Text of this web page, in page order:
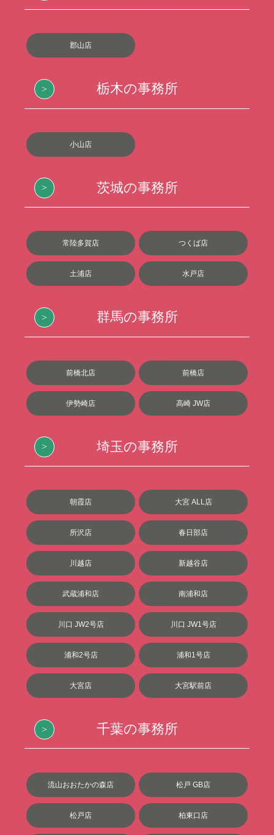
郡山店
栃木の事務所
小山店
茨城の事務所
常陸多賀店 つくば店
土浦店 水戸店
群馬の事務所
前橋北店 前橋店
伊勢崎店 高崎 JW店
埼玉の事務所
朝霞店 大宮 ALL店
所沢店 春日部店
川越店 新越谷店
武蔵浦和店 南浦和店
川口 JW2号店 川口 JW1号店
浦和2号店 浦和1号店
大宮店 大宮駅前店
千葉の事務所
流山おおたかの森店 松戸 GB店
松戸店 柏東口店